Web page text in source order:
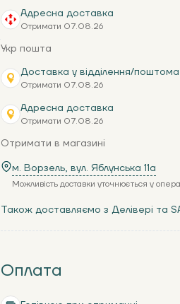
Адресна доставка
Отримати 07.08.26
Укр пошта
Доставка у відділення/
Отримати 07.08.26
Адресна доставка
Отримати 07.08.26
Отримати в магазині
м. Ворзель, вул. Яблунська 11a
Можливість доставки уточнюється у
Також доставляємо з Делівері та
Оплата